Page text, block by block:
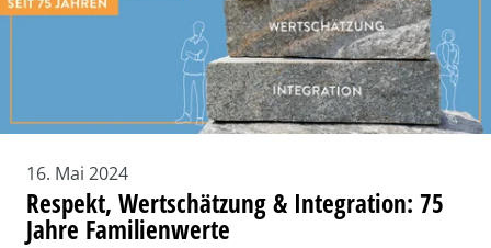
16. Mai 2024
Respekt, Wertschätzung & Integration: 75
Jahre Familienwerte